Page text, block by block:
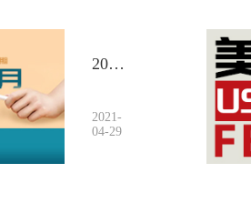
2021
旺季
2021-
04-29